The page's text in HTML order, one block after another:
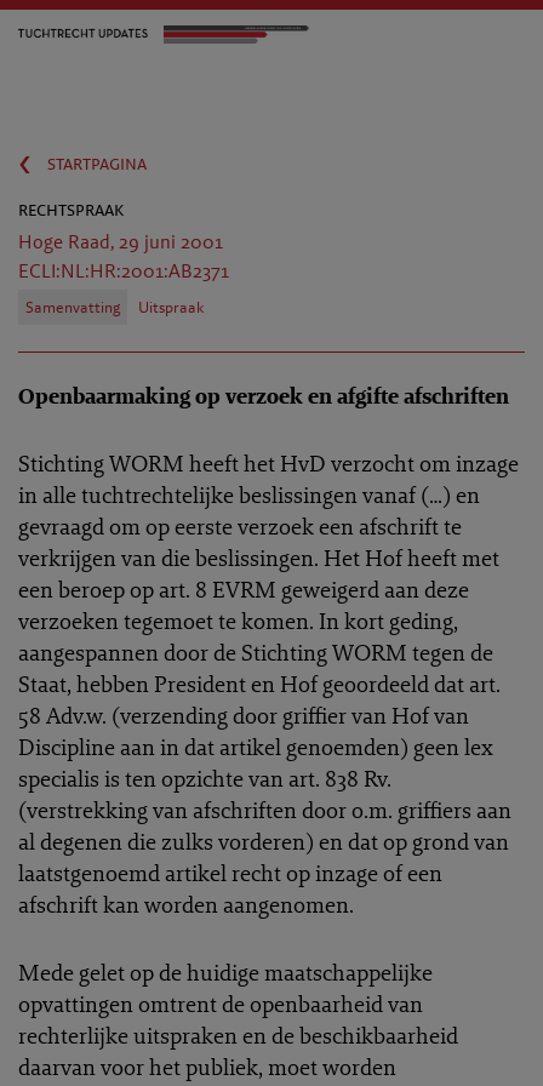
‹
startpagina
rechtspraak
Hoge Raad, 29 juni 2001
ECLI:NL:HR:2001:AB2371
Samenvatting Uitspraak
Openbaarmaking op verzoek en afgifte afschriften
Stichting WORM heeft het HvD verzocht om inzage
in alle tuchtrechtelijke beslissingen vanaf (…) en
gevraagd om op eerste verzoek een afschrift te
verkrijgen van die beslissingen. Het Hof heeft met
een beroep op art. 8 EVRM geweigerd aan deze
verzoeken tegemoet te komen. In kort geding,
aangespannen door de Stichting WORM tegen de
Staat, hebben President en Hof geoordeeld dat art.
58 Adv.w. (verzending door griffier van Hof van
Discipline aan in dat artikel genoemden) geen lex
specialis is ten opzichte van art. 838 Rv.
(verstrekking van afschriften door o.m. griffiers aan
al degenen die zulks vorderen) en dat op grond van
laatstgenoemd artikel recht op inzage of een
afschrift kan worden aangenomen.
Mede gelet op de huidige maatschappelijke
opvattingen omtrent de openbaarheid van
rechterlijke uitspraken en de beschikbaarheid
daarvan voor het publiek, moet worden